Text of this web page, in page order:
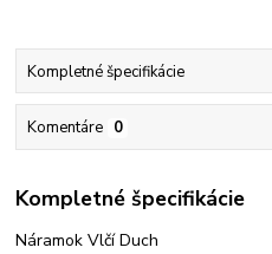
Kompletné špecifikácie
Komentáre 0
Kompletné špecifikácie
Náramok Vlčí Duch